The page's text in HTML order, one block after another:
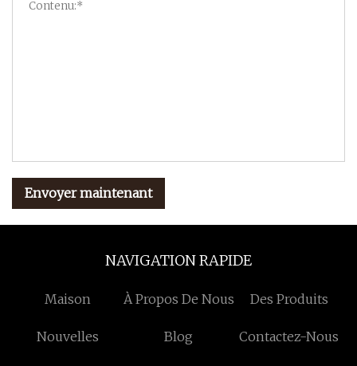
Envoyer maintenant
NAVIGATION RAPIDE
Maison À Propos De Nous Des Produits
Nouvelles Blog Contactez-Nous